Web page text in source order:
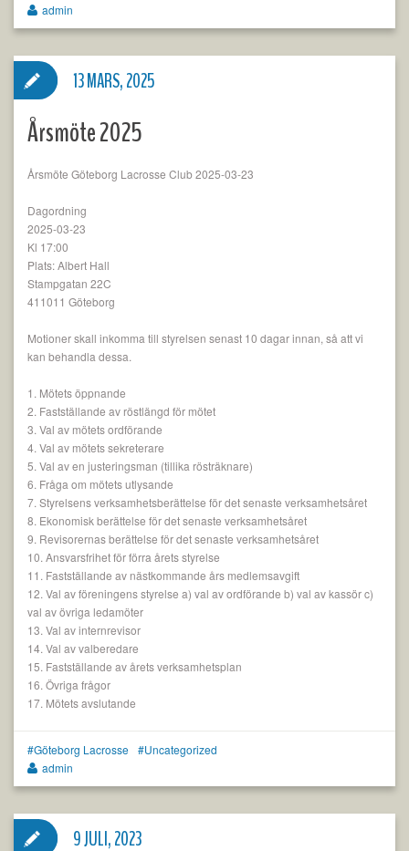
admin
Årsmöte 2025
Årsmöte Göteborg Lacrosse Club 2025-03-23
Dagordning
2025-03-23
Kl 17:00
Plats: Albert Hall
Stampgatan 22C
411011 Göteborg
Motioner skall inkomma till styrelsen senast 10 dagar innan, så att vi
kan behandla dessa.
1. Mötets öppnande
2. Fastställande av röstlängd för mötet
3. Val av mötets ordförande
4. Val av mötets sekreterare
5. Val av en justeringsman (tillika rösträknare)
6. Fråga om mötets utlysande
7. Styrelsens verksamhetsberättelse för det senaste verksamhetsåret
8. Ekonomisk berättelse för det senaste verksamhetsåret
9. Revisorernas berättelse för det senaste verksamhetsåret
10. Ansvarsfrihet för förra årets styrelse
11. Fastställande av nästkommande års medlemsavgift
12. Val av föreningens styrelse a) val av ordförande b) val av kassör c)
val av övriga ledamöter
13. Val av internrevisor
14. Val av valberedare
15. Fastställande av årets verksamhetsplan
16. Övriga frågor
17. Mötets avslutande
13 MARS, 2025
Göteborg Lacrosse
Uncategorized
admin
9 JULI, 2023